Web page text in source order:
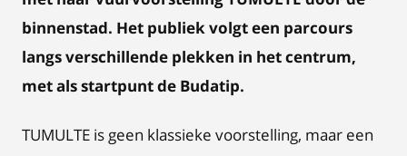
binnenstad. Het publiek volgt een parcours
langs verschillende plekken in het centrum,
met als startpunt de Budatip.
TUMULTE is geen klassieke voorstelling, maar een